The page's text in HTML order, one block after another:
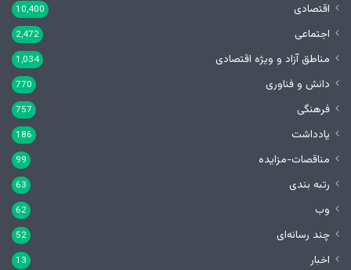
اقتصادی 10,400
اجتماعی 2,472
مناطق آزاد و ویژه اقتصادی 1,034
دانش و فناوری 770
فرهنگی 757
یادداشت 186
مناقصات-مزایده 99
رتبه بندی 63
وب 62
چند رسانه‌ای 52
اخبار 13